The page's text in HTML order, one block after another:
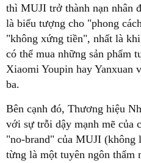
thì MUJI trở thành nạn nhân
là biểu tượng cho "phong
"không xứng tiền", nhất là
có thể mua những sản phẩm
Xiaomi Youpin hay Yanxuan
ba.
Bên cạnh đó, Thương hiệu
với sự trỗi dậy mạnh mẽ của
"no-brand" của MUJI (không
từng là một tuyên ngôn thẩm